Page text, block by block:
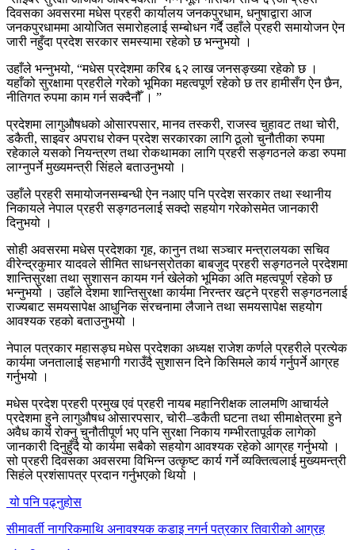
दिवसका अवसरमा मधेस प्रहरी कार्यालय जनकपुरधाम, धनुषाद्वारा आज
जनकपुरधाममा आयोजित समारोहलाई सम्बोधन गर्दै उहाँले प्रहरी समायोजन ऐन
जारी नहुँदा प्रदेश सरकार समस्यामा रहेको छ भन्नुभयो ।
उहाँले भन्नुभयो, “मधेस प्रदेशमा करिब ६२ लाख जनसङ्ख्या रहेको छ ।
यहाँको सुरक्षामा प्रहरीले गरेको भूमिका महत्वपूर्ण रहेको छ तर हामीसँग ऐन छैन,
नीतिगत रुपमा काम गर्न सक्दैनौँ । ”
प्रदेशमा लागुऔषधको ओसारपसार, मानव तस्करी, राजस्व चुहावट तथा चोरी,
डकैती, साइवर अपराध रोक्न प्रदेश सरकारका लागि ठूलो चुनौतीका रुपमा
रहेकाले यसको नियन्त्रण तथा रोकथामका लागि प्रहरी सङ्गठनले कडा रुपमा
लाग्नुपर्ने मुख्यमन्त्री सिंहले बताउनुभयो ।
उहाँले प्रहरी समायोजनसम्बन्धी ऐन नआए पनि प्रदेश सरकार तथा स्थानीय
निकायले नेपाल प्रहरी सङ्गठनलाई सक्दो सहयोग गरेकोसमेत जानकारी
दिनुभयो ।
सोही अवसरमा मधेस प्रदेशका गृह, कानुन तथा सञ्चार मन्त्रालयका सचिव
वीरेन्द्रकुमार यादवले सीमित साधनस्रोतका बाबजुद प्रहरी सङ्गठनले प्रदेशमा
शान्तिसुरक्षा तथा सुशासन कायम गर्न खेलेको भूमिका अति महत्वपूर्ण रहेको छ
भन्नुभयो । उहाँले देशमा शान्तिसुरक्षा कार्यमा निरन्तर खट्ने प्रहरी सङ्गठनलाई
राज्यबाट समयसापेक्ष आधुनिक संरचनामा लैजाने तथा समयसापेक्ष सहयोग
आवश्यक रहको बताउनुभयो ।
नेपाल पत्रकार महासङ्घ मधेस प्रदेशका अध्यक्ष राजेश कर्णले प्रहरीले प्रत्येक
कार्यमा जनतालाई सहभागी गराउँदै सुशासन दिने किसिमले कार्य गर्नुपर्ने आग्रह
गर्नुभयो ।
मधेस प्रदेश प्रहरी प्रमुख एवं प्रहरी नायब महानिरीक्षक लालमणि आचार्यले
प्रदेशमा हुने लागुऔषध ओसारपसार, चोरी–डकैती घटना तथा सीमाक्षेत्रमा हुने
अवैध कार्य रोक्नु चुनौतीपूर्ण भए पनि सुरक्षा निकाय गम्भीरतापूर्वक लागेको
जानकारी दिनुहुँदै यो कार्यमा सबैको सहयोग आवश्यक रहेको आग्रह गर्नुभयो ।
सो प्रहरी दिवसका अवसरमा विभिन्न उत्कृष्ट कार्य गर्ने व्यक्तित्वलाई मुख्यमन्त्री
सिहंले प्रशंसापत्र प्रदान गर्नुभएको थियो ।
यो पनि पढ्नुहोस
सीमावर्ती नागरिकमाथि अनावश्यक कडाइ नगर्न पत्रकार तिवारीको आग्रह